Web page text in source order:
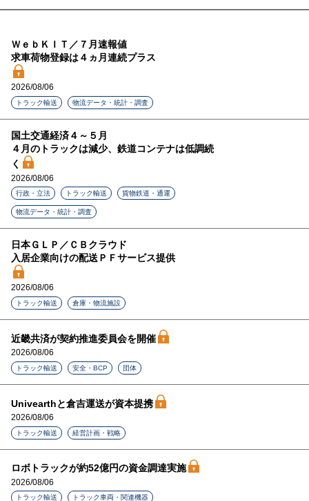
ＷｅｂＫＩＴ／７月速報値
求車荷物登録は４ヵ月連続プラス
2026/08/06
トラック輸送 物流データ・統計・調査
国土交通経済４～５月
４月のトラックは減少、鉄道コンテナは低調続
く
2026/08/06
行政・立法 トラック輸送 貨物鉄道・通運
物流データ・統計・調査
日本ＧＬＰ／ＣＢクラウド
入居企業向けの配送ＰＦサービス提供
2026/08/06
トラック輸送 倉庫・物流施設
近畿共済が契約推進委員会を開催
2026/08/06
トラック輸送 安全・BCP 団体
Univearthと倉吉運送が資本提携
2026/08/06
トラック輸送 経営計画・戦略
ロボトラックが約52億円の資金調達実施
2026/08/06
トラック輸送 トラック車両・関連機器